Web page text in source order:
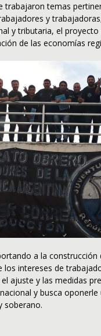
trabajaron temas
y
y tributaria, el proyecto
de las economías
a la construcción
los intereses de
ajuste y las medidas
y busca
soberano.